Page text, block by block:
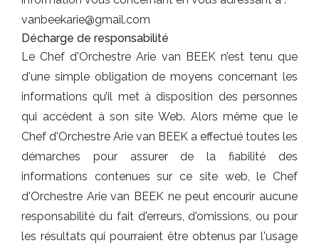
vanbeekarie@gmail.com
Décharge de responsabilité
Le Chef d'Orchestre Arie van BEEK n’est tenu que
d'une simple obligation de moyens concernant les
informations qu’il met à disposition des personnes
qui accèdent à son site Web. Alors même que le
Chef d'Orchestre Arie van BEEK a effectué toutes les
démarches pour assurer de la fiabilité des
informations contenues sur ce site web, le Chef
d'Orchestre Arie van BEEK ne peut encourir aucune
responsabilité du fait d'erreurs, d'omissions, ou pour
les résultats qui pourraient être obtenus par l'usage